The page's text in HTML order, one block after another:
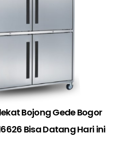
Bojong Gede Bogor
Bisa Datang Hari ini